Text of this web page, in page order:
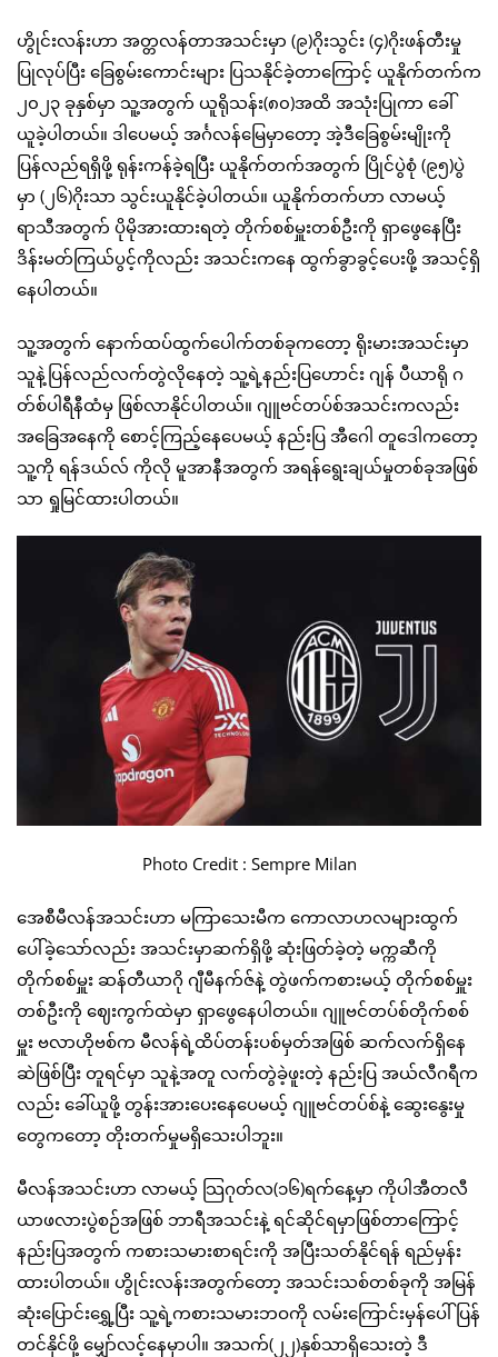
ဟွိုင်းလန်းဟာ အတ္တလန်တာအသင်းမှာ (၉)ဂိုးသွင်း (၄)ဂိုးဖန်တီးမှု
ပြုလုပ်ပြီး ခြေစွမ်းကောင်းများ ပြသနိုင်ခဲ့တာကြောင့် ယူနိုက်တက်က
၂၀၂၃ ခုနှစ်မှာ သူ့အတွက် ယူရိုသန်း(၈၀)အထိ အသုံးပြုကာ ခေါ်
ယူခဲ့ပါတယ်။ ဒါပေမယ့် အင်္ဂလန်မြေမှာတော့ အဲ့ဒီခြေစွမ်းမျိုးကို
ပြန်လည်ရရှိဖို့ ရုန်းကန်ခဲ့ရပြီး ယူနိုက်တက်အတွက် ပြိုင်ပွဲစုံ (၉၅)ပွဲ
မှာ (၂၆)ဂိုးသာ သွင်းယူနိုင်ခဲ့ပါတယ်။ ယူနိုက်တက်ဟာ လာမယ့်
ရာသီအတွက် ပိုမိုအားထားရတဲ့ တိုက်စစ်မှူးတစ်ဦးကို ရှာဖွေနေပြီး
ဒိန်းမတ်ကြယ်ပွင့်ကိုလည်း အသင်းကနေ ထွက်ခွာခွင့်ပေးဖို့ အသင့်ရှိ
နေပါတယ်။
သူ့အတွက် နောက်ထပ်ထွက်ပေါက်တစ်ခုကတော့ ရိုးမားအသင်းမှာ
သူနဲ့ပြန်လည်လက်တွဲလိုနေတဲ့ သူ့ရဲ့နည်းပြဟောင်း ဂျန် ပီယာရို ဂ
တ်စ်ပါရီနီထံမှ ဖြစ်လာနိုင်ပါတယ်။ ဂျူဗင်တပ်စ်အသင်းကလည်း
အခြေအနေကို စောင့်ကြည့်နေပေမယ့် နည်းပြ အီဂေါ တူဒေါကတော့
သူ့ကို ရန်ဒယ်လ် ကိုလို မူအာနီအတွက် အရန်ရွေးချယ်မှုတစ်ခုအဖြစ်
သာ ရှုမြင်ထားပါတယ်။
Photo Credit : Sempre Milan
အေစီမီလန်အသင်းဟာ မကြာသေးမီက ကောလာဟလများထွက်
ပေါ်ခဲ့သော်လည်း အသင်းမှာဆက်ရှိဖို့ ဆုံးဖြတ်ခဲ့တဲ့ မက္ကဆီကို
တိုက်စစ်မှူး ဆန်တီယာဂို ဂျီမီနက်ဇ်နဲ့ တွဲဖက်ကစားမယ့် တိုက်စစ်မှူး
တစ်ဦးကို ဈေးကွက်ထဲမှာ ရှာဖွေနေပါတယ်။ ဂျူဗင်တပ်စ်တိုက်စစ်
မှူး ဗလာဟိုဗစ်က မီလန်ရဲ့ထိပ်တန်းပစ်မှတ်အဖြစ် ဆက်လက်ရှိနေ
ဆဲဖြစ်ပြီး တူရင်မှာ သူနဲ့အတူ လက်တွဲခဲ့ဖူးတဲ့ နည်းပြ အယ်လီဂရီက
လည်း ခေါ်ယူဖို့ တွန်းအားပေးနေပေမယ့် ဂျူဗင်တပ်စ်နဲ့ ဆွေးနွေးမှု
တွေကတော့ တိုးတက်မှုမရှိသေးပါဘူး။
မီလန်အသင်းဟာ လာမယ့် သြဂုတ်လ(၁၆)ရက်နေ့မှာ ကိုပါအီတလီ
ယာဖလားပွဲစဉ်အဖြစ် ဘာရီအသင်းနဲ့ ရင်ဆိုင်ရမှာဖြစ်တာကြောင့်
နည်းပြအတွက် ကစားသမားစာရင်းကို အပြီးသတ်နိုင်ရန် ရည်မှန်း
ထားပါတယ်။ ဟွိုင်းလန်းအတွက်တော့ အသင်းသစ်တစ်ခုကို အမြန်
ဆုံးပြောင်းရွှေ့ပြီး သူ့ရဲ့ကစားသမားဘဝကို လမ်းကြောင်းမှန်ပေါ် ပြန်
တင်နိုင်ဖို့ မျှော်လင့်နေမှာပါ။ အသက်(၂၂)နှစ်သာရှိသေးတဲ့ ဒီ